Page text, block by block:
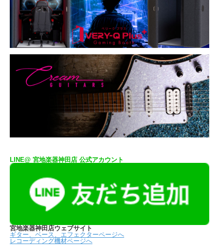
LINE@ 宮地楽器神田店 公式アカウント
宮地楽器神田店ウェブサイト
ギター、ベース、エフェクターページへ
レコーディング機材ページへ